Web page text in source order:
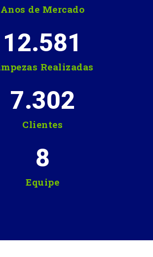
Anos de Mercado
Realizadas
12.581
Clientes
7.302
Equipe
8